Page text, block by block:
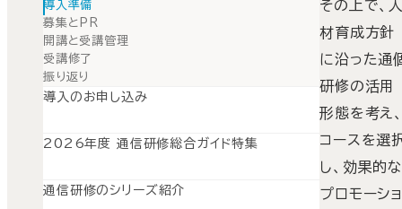
導入準備
募集とPR
開講と受講管理
受講修了
振り返り
導入のお申し込み
2026年度 通信研修総合ガイド特集
通信研修のシリーズ紹介
その上で、
材育成方針
に沿った通
研修の活用
形態を考え
コースを選
し、効果的
プロモーシ